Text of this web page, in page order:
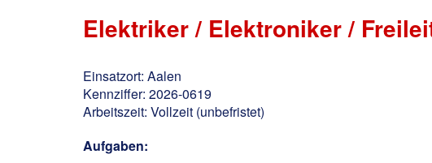
Elektriker / Elektroniker /
Einsatzort: Aalen
Kennziffer: 2026-0619
Arbeitszeit: Vollzeit (unbefristet)
Aufgaben: